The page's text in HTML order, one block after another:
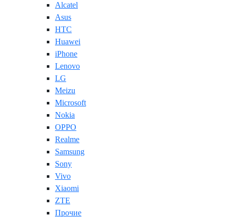
Alcatel
Asus
HTC
Huawei
iPhone
Lenovo
LG
Meizu
Microsoft
Nokia
OPPO
Realme
Samsung
Sony
Vivo
Xiaomi
ZTE
Прочие